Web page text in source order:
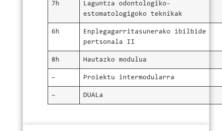
7h
Laguntza odontologiko-
estomatologigoko teknikak
6h
Enplegagarritasunerako ibilbide
pertsonala II
8h Hautazko modulua
– Proiektu intermodularra
– DUALa